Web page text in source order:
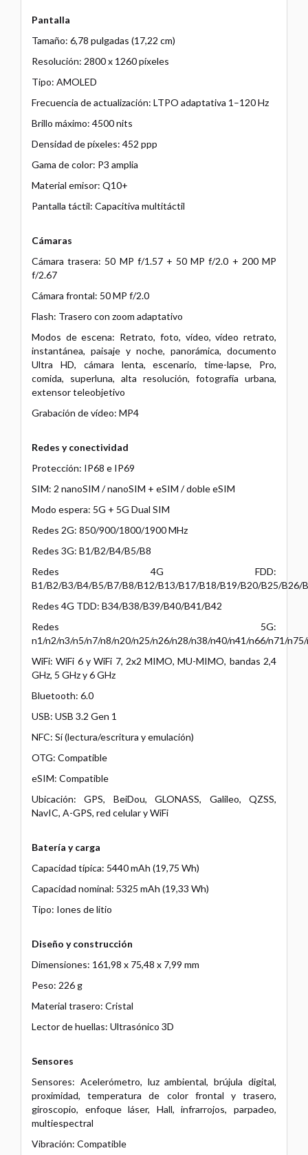
Pantalla
Tamaño: 6,78 pulgadas (17,22 cm)
Resolución: 2800 x 1260 píxeles
Tipo: AMOLED
Frecuencia de actualización: LTPO adaptativa 1–120 Hz
Brillo máximo: 4500 nits
Densidad de píxeles: 452 ppp
Gama de color: P3 amplia
Material emisor: Q10+
Pantalla táctil: Capacitiva multitáctil
Cámaras
Cámara trasera: 50 MP f/1.57 + 50 MP f/2.0 + 200 MP
f/2.67
Cámara frontal: 50 MP f/2.0
Flash: Trasero con zoom adaptativo
Modos de escena: Retrato, foto, vídeo, vídeo retrato,
instantánea, paisaje y noche, panorámica, documento
Ultra HD, cámara lenta, escenario, time-lapse, Pro,
comida, superluna, alta resolución, fotografía urbana,
extensor teleobjetivo
Grabación de vídeo: MP4
Redes y conectividad
Protección: IP68 e IP69
SIM: 2 nanoSIM / nanoSIM + eSIM / doble eSIM
Modo espera: 5G + 5G Dual SIM
Redes 2G: 850/900/1800/1900 MHz
Redes 3G: B1/B2/B4/B5/B8
Redes 4G FDD:
B1/B2/B3/B4/B5/B7/B8/B12/B13/B17/B18/B19/B20/B25/B26/
Redes 4G TDD: B34/B38/B39/B40/B41/B42
Redes 5G:
n1/n2/n3/n5/n7/n8/n20/n25/n26/n28/n38/n40/n41/n66/n71/
WiFi: WiFi 6 y WiFi 7, 2x2 MIMO, MU-MIMO, bandas 2,4
GHz, 5 GHz y 6 GHz
Bluetooth: 6.0
USB: USB 3.2 Gen 1
NFC: Sí (lectura/escritura y emulación)
OTG: Compatible
eSIM: Compatible
Ubicación: GPS, BeiDou, GLONASS, Galileo, QZSS,
NavIC, A-GPS, red celular y WiFi
Batería y carga
Capacidad típica: 5440 mAh (19,75 Wh)
Capacidad nominal: 5325 mAh (19,33 Wh)
Tipo: Iones de litio
Diseño y construcción
Dimensiones: 161,98 x 75,48 x 7,99 mm
Peso: 226 g
Material trasero: Cristal
Lector de huellas: Ultrasónico 3D
Sensores
Sensores: Acelerómetro, luz ambiental, brújula digital,
proximidad, temperatura de color frontal y trasero,
giroscopio, enfoque láser, Hall, infrarrojos, parpadeo,
multiespectral
Vibración: Compatible